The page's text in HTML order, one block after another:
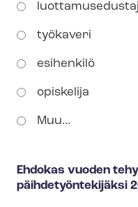
työkaveri
esihenkilö
opiskelija
Muu...
Ehdokas vuoden
päih­de­työn­te­ki­jäk­si